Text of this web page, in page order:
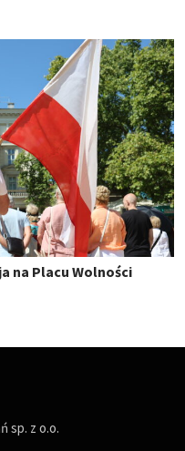
na Placu Wolności
sp. z o.o.